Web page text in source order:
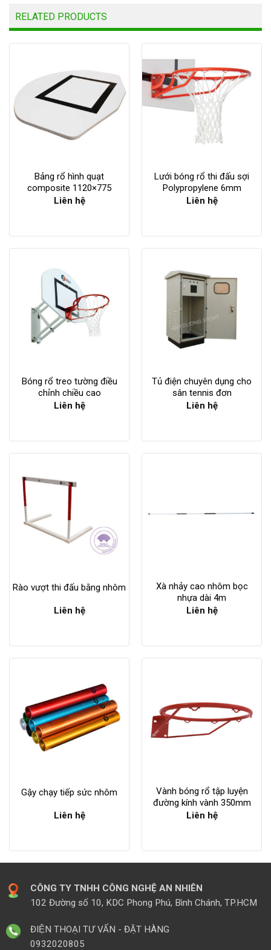
RELATED PRODUCTS
Bảng rổ hình quạt
composite 1120×775
Liên hệ
Lưới bóng rổ thi đấu sợi
Polypropylene 6mm
Liên hệ
Bóng rổ treo tường điều
chỉnh chiều cao
Liên hệ
Tủ điện chuyên dụng cho
sân tennis đơn
Liên hệ
Rào vượt thi đấu bằng nhôm
Liên hệ
Xà nhảy cao nhôm bọc
nhựa dài 4m
Liên hệ
Gậy chạy tiếp sức nhôm
Liên hệ
Vành bóng rổ tập luyện
đường kính vành 350mm
Liên hệ
CÔNG TY TNHH CÔNG NGHỆ AN NHIÊN
102 Đường số 10, KDC Phong Phú, Bình Chánh, TP.HCM
ĐIỆN THOẠI TƯ VẤN - ĐẶT HÀNG
0932020805